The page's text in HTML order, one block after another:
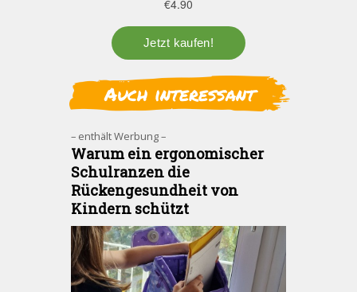
Auch interessant
– enthält Werbung –
Warum ein ergonomischer
Schulranzen die
Rückengesundheit von
Kindern schützt